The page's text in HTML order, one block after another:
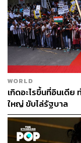
TAGS: ศูนย์การค้า
เดอะมอลล์ กรุ๊ป
WORLD
เกิดอะไรขึ้นที่อินเดีย
ใหญ่ ขับไล่รัฐบาล